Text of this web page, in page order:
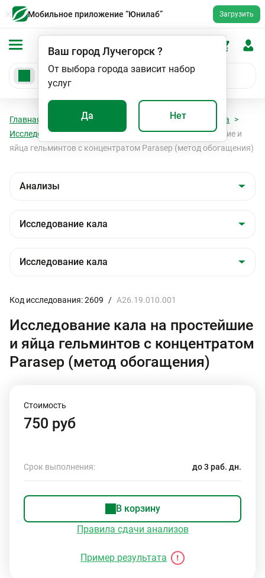
Мобильное приложение “Юнилаб” Загрузить
Ваш городЛучегорск?
От выбора города зависит набор
услуг
Да Нет
Главная Анализы
Исследование кала
Исследование кала
Исследование кала на простейшие и
яйца гельминтов с концентратом Parasep (метод обогащения)
Код исследования: 2609 / A26.19.010.001
Исследование кала на простейшие
и яйца гельминтов с концентратом
Parasep (метод обогащения)
Стоимость
750 руб
Срок выполнения: до 3 раб. дн.
В корзину
Правила сдачи анализов
Пример результата